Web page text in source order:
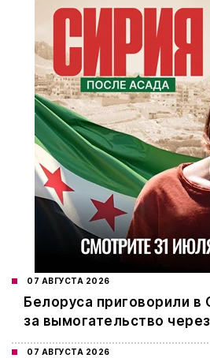
07 АВГУСТА 2026
Белоруса приговорили в
за вымогательство
07 АВГУСТА 2026